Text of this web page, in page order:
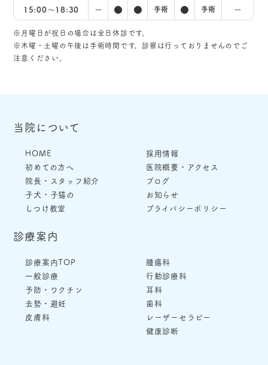
15:00〜18:30 − ● ● 手術 ● 手術 −
※月曜日が祝日の場合は全日休診です。
※木曜・土曜の午後は手術時間です。診察は行っておりませんのでご
注意ください。
当院について
HOME
初めての方へ
院長・スタッフ紹介
子犬・子猫の
しつけ教室
採用情報
医院概要・アクセス
ブログ
お知らせ
プライバシーポリシー
診療案内
診療案内TOP
一般診療
予防・ワクチン
去勢・避妊
皮膚科
腫瘍科
行動診療科
耳科
歯科
レーザーセラピー
健康診断